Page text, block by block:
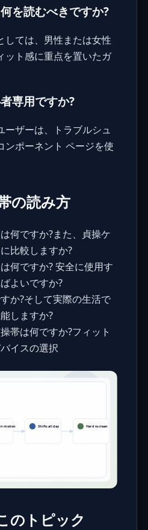
を読むべきですか?
しては、男性または女性
ット感に重点を置いたガ
専用ですか?
ーザーは、トラブルシュ
ンポーネント ページを使
の読み方
何ですか?また、貞操ケ
比較しますか?
何ですか? 安全に使用す
よいですか?
か?そして実際の生活で
しますか?
帯は何ですか?フィット
イスの選択
のトピック